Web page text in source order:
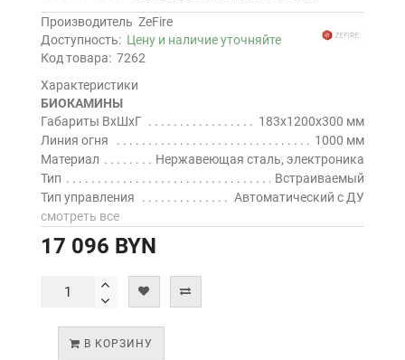
Производитель ZeFire
Доступность: Цену и наличие уточняйте
Код товара: 7262
Характеристики
БИОКАМИНЫ
Габариты ВхШхГ
183x1200x300 мм
Линия огня
1000 мм
Материал
Нержавеющая сталь, электроника
Тип
Встраиваемый
Тип управления
Автоматический с ДУ
смотреть все
17 096 BYN
В КОРЗИНУ